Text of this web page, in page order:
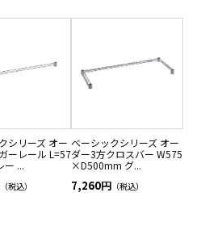
シリーズ オー
ーレール L=57
ー ...
（税込）
ベーシックシリーズ オー
ダー3方クロスバー W575
×D500mm グ...
7,260円 （税込）